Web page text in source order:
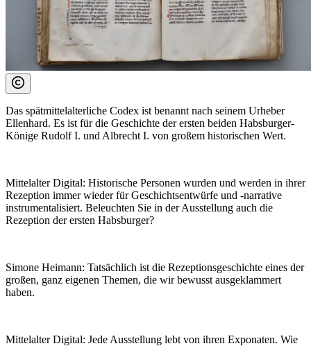
Das spätmittelalterliche Codex ist benannt nach seinem Urheber
Ellenhard. Es ist für die Geschichte der ersten beiden Habsburger-
Könige Rudolf I. und Albrecht I. von großem historischen Wert.
Mittelalter Digital: Historische Personen wurden und werden in ihrer
Rezeption immer wieder für Geschichtsentwürfe und -narrative
instrumentalisiert. Beleuchten Sie in der Ausstellung auch die
Rezeption der ersten Habsburger?
Simone Heimann: Tatsächlich ist die Rezeptionsgeschichte eines der
großen, ganz eigenen Themen, die wir bewusst ausgeklammert
haben.
Mittelalter Digital: Jede Ausstellung lebt von ihren Exponaten. Wie